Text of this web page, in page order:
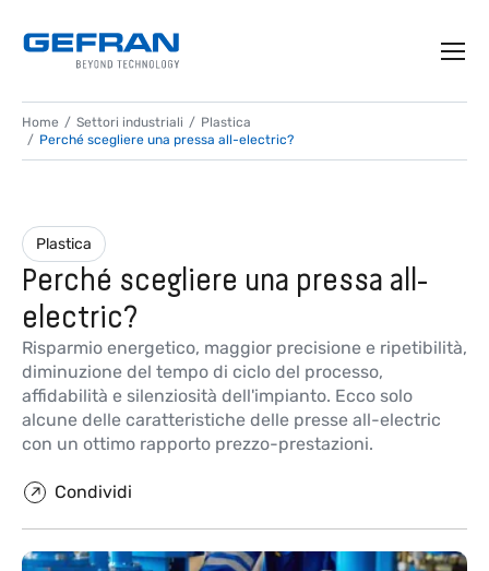
Home Settori industriali
Plastica
Perché scegliere una pressa all-electric?
Plastica
Perché scegliere una pressa all-
electric?
Risparmio energetico, maggior precisione e ripetibilità,
diminuzione del tempo di ciclo del processo,
affidabilità e silenziosità dell'impianto. Ecco solo
alcune delle caratteristiche delle presse all-electric
con un ottimo rapporto prezzo-prestazioni.
Condividi